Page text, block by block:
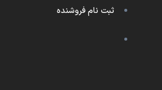
ثبت نام فروشنده